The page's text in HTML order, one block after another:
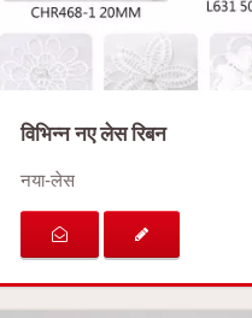
विभिन्न नए लेस रिबन
नया-लेस